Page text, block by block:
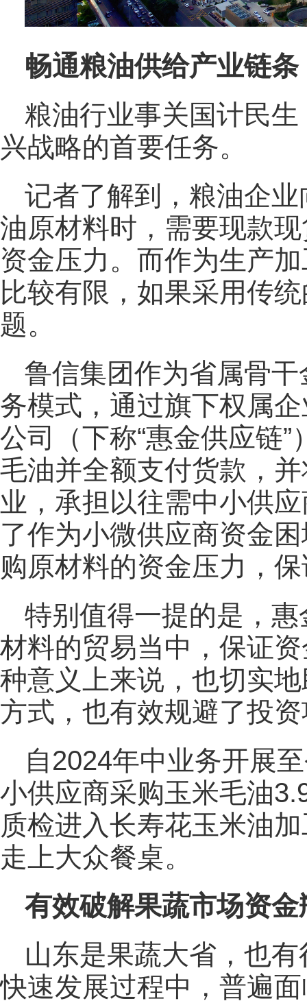
畅通粮油供给产业链条
粮油行业事关国计民
兴战略的首要任务。
记者了解到，粮油企
油原材料时，需要现款
资金压力。而作为生产
比较有限，如果采用传
题。
鲁信集团作为省属骨
务模式，通过旗下权属
公司（下称“惠金供应链
毛油并全额支付货款，
业，承担以往需中小供
了作为小微供应商资金
购原材料的资金压力，
特别值得一提的是，
材料的贸易当中，保证
种意义上来说，也切实
方式，也有效规避了投
自2024年中业务开展
小供应商采购玉米毛油
质检进入长寿花玉米油
走上大众餐桌。
有效破解果蔬市场资金
山东是果蔬大省，也
快速发展过程中，普遍